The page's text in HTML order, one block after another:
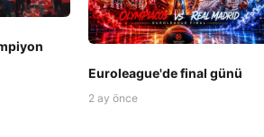
Euroleague'de final günü
2 ay önce